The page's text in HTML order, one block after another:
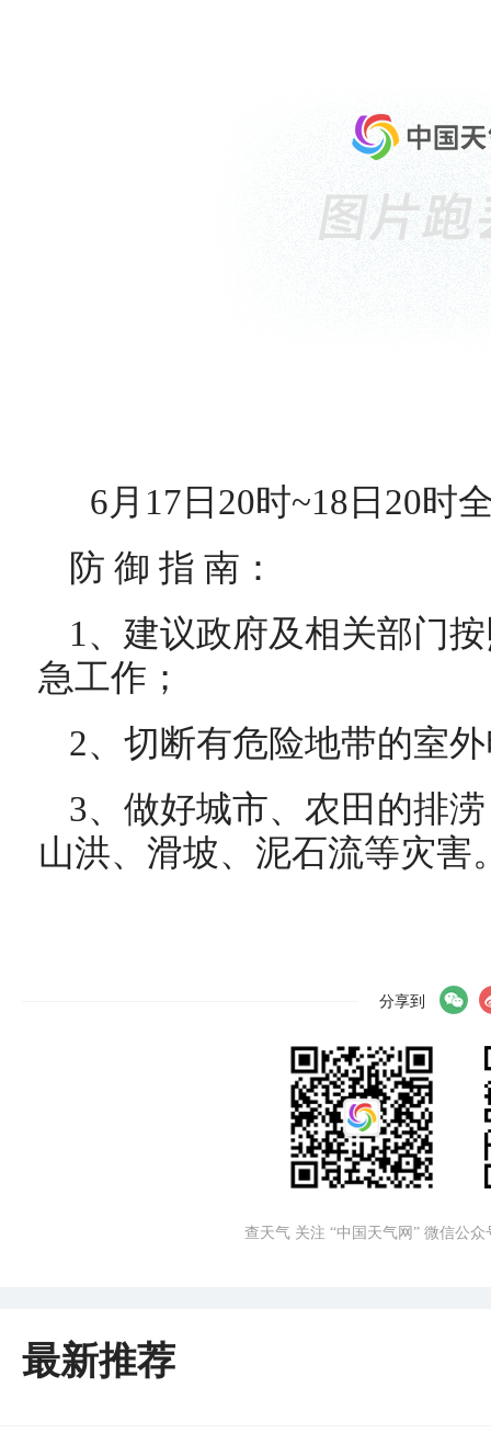
6月17日20时~18日20时
防 御 指 南：
1、建议政府及相关部门
急工作；
2、切断有危险地带的室
3、做好城市、农田的排
山洪、滑坡、泥石流等灾害
分享到
查天气 关注 “中国天气网” 微信公众
最新推荐